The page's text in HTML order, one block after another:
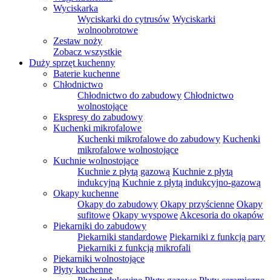
Wyciskarka
Wyciskarki do cytrusów Wyciskarki
wolnoobrotowe
Zestaw noży
Zobacz wszystkie
Duży sprzęt kuchenny
Baterie kuchenne
Chłodnictwo
Chłodnictwo do zabudowy Chłodnictwo
wolnostojące
Ekspresy do zabudowy
Kuchenki mikrofalowe
Kuchenki mikrofalowe do zabudowy Kuchenki
mikrofalowe wolnostojące
Kuchnie wolnostojące
Kuchnie z płytą gazową Kuchnie z płytą
indukcyjną Kuchnie z płytą indukcyjno-gazową
Okapy kuchenne
Okapy do zabudowy Okapy przyścienne Okapy
sufitowe Okapy wyspowe Akcesoria do okapów
Piekarniki do zabudowy
Piekarniki standardowe Piekarniki z funkcją pary
Piekarniki z funkcją mikrofali
Piekarniki wolnostojące
Płyty kuchenne